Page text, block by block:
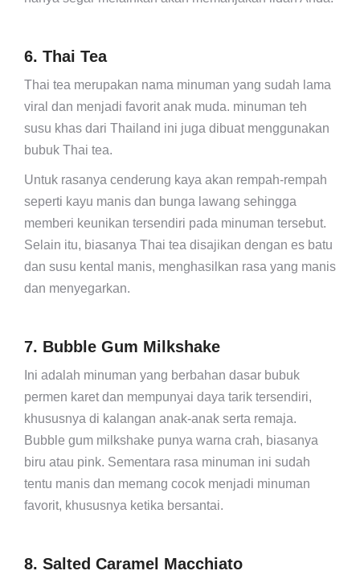
6. Thai Tea
Thai tea merupakan nama minuman yang sudah lama
viral dan menjadi favorit anak muda. minuman teh
susu khas dari Thailand ini juga dibuat menggunakan
bubuk Thai tea.
Untuk rasanya cenderung kaya akan rempah-rempah
seperti kayu manis dan bunga lawang sehingga
memberi keunikan tersendiri pada minuman tersebut.
Selain itu, biasanya Thai tea disajikan dengan es batu
dan susu kental manis, menghasilkan rasa yang manis
dan menyegarkan.
7. Bubble Gum Milkshake
Ini adalah minuman yang berbahan dasar bubuk
permen karet dan mempunyai daya tarik tersendiri,
khususnya di kalangan anak-anak serta remaja.
Bubble gum milkshake punya warna crah, biasanya
biru atau pink. Sementara rasa minuman ini sudah
tentu manis dan memang cocok menjadi minuman
favorit, khususnya ketika bersantai.
8. Salted Caramel Macchiato